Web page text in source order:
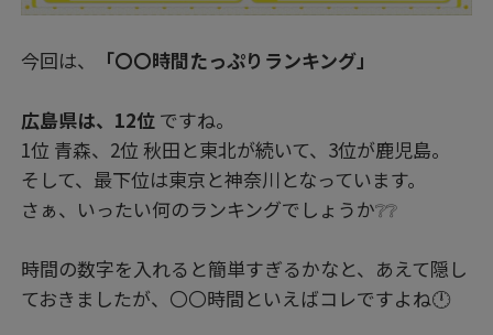
今回は、 「〇〇時間たっぷりランキング」
広島県は、12位 ですね。
1位 青森、2位 秋田と東北が続いて、3位が鹿児島。
そして、最下位は東京と神奈川となっています。
さぁ、いったい何のランキングでしょうか❔❔
時間の数字を入れると簡単すぎるかなと、あえて隠し
ておきましたが、〇〇時間といえばコレですよね🕛